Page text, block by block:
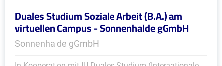
Duales Studium Soziale Arbeit (B.A.) am
virtuellen Campus - Sonnenhalde gGmbH
Sonnenhalde gGmbH